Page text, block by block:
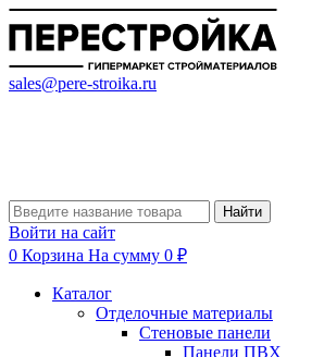
sales@pere-stroika.ru
Найти
Войти на сайт
0 Корзина На сумму 0 ₽
Каталог
Отделочные материалы
Стеновые панели
Панели ПВХ